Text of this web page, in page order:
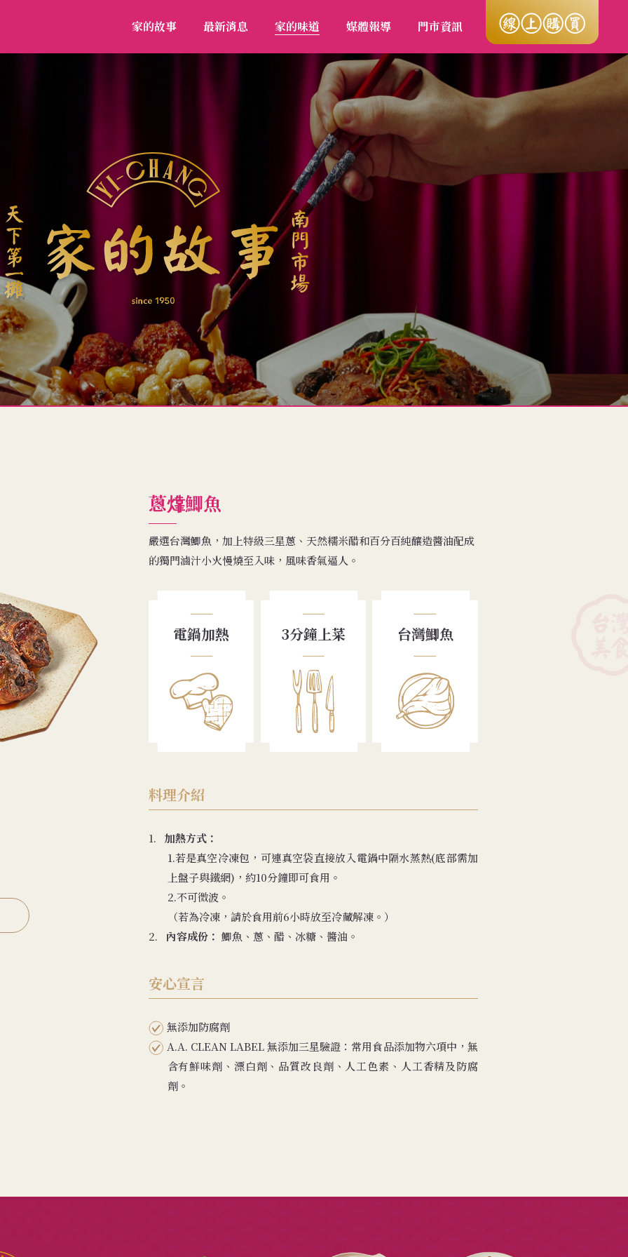
家的故事 最新消息 家的味道 媒體報導 門市資訊
蔥㸆鯽魚
嚴選台灣鯽魚，加上特級三星蔥、天然糯米醋和百分百純釀造醬油配成
的獨門滷汁小火慢燒至入味，風味香氣逼人。
電鍋加熱 3分鐘上菜 台灣鯽魚
料理介紹
1. 加熱方式：
1.若是真空冷凍包，可連真空袋直接放入電鍋中隔水蒸熱(底部需加
上盤子與鐵網)，約10分鐘即可食用。
2.不可微波。
（若為冷凍，請於食用前6小時放至冷藏解凍。）
2. 內容成份： 鯽魚、蔥、醋、冰糖、醬油。
安心宣言
無添加防腐劑
A.A. CLEAN LABEL 無添加三星驗證：常用食品添加物六項中，無
含有鮮味劑、漂白劑、品質改良劑、人工色素、人工香精及防腐
劑。